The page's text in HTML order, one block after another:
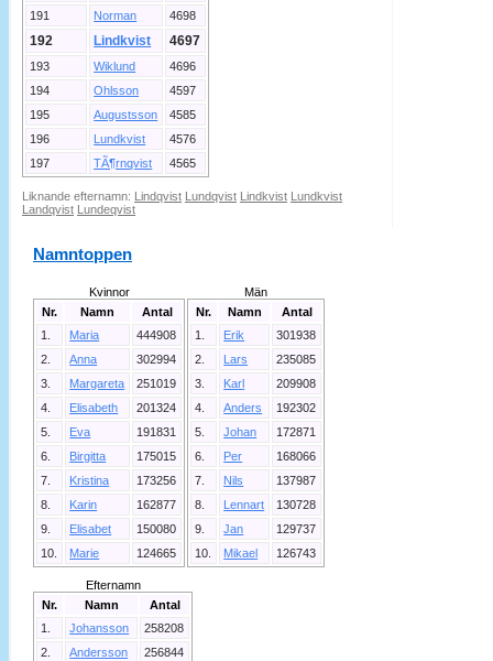
191
Norman 4698
192 Lindkvist 4697
193 Wiklund
4696
194
Ohlsson
4597
195
Augustsson
4585
196
Lundkvist
4576
197
TÃ¶rnqvist 4565
Liknande efternamn: Lindqvist Lundqvist Lindkvist Lundkvist
Landqvist Lundeqvist
Namntoppen
Kvinnor
Nr.
Namn
Antal
1.
Maria
444908
2.
Anna
302994
3.
Margareta
251019
4.
Elisabeth
201324
5.
Eva
191831
6.
Birgitta
175015
7.
Kristina
173256
8.
Karin
162877
9.
Elisabet
150080
10.
Marie 124665
Män
Nr.
Namn
Antal
1.
Erik
301938
2.
Lars
235085
3.
Karl
209908
4.
Anders
192302
5.
Johan
172871
6.
Per
168066
7.
Nils
137987
8.
Lennart
130728
9.
Jan
129737
10.
Mikael 126743
Efternamn
Nr.
Namn
Antal
1.
Johansson
258208
2.
Andersson
256844